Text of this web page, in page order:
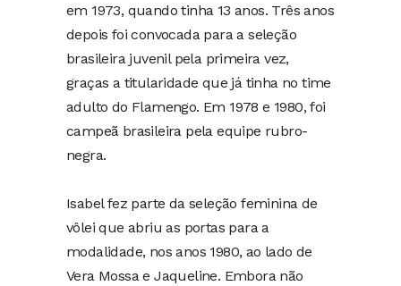
em 1973, quando tinha 13 anos. Três anos
depois foi convocada para a seleção
brasileira juvenil pela primeira vez,
graças a titularidade que já tinha no time
adulto do Flamengo. Em 1978 e 1980, foi
campeã brasileira pela equipe rubro-
negra.
Isabel fez parte da seleção feminina de
vôlei que abriu as portas para a
modalidade, nos anos 1980, ao lado de
Vera Mossa e Jaqueline. Embora não